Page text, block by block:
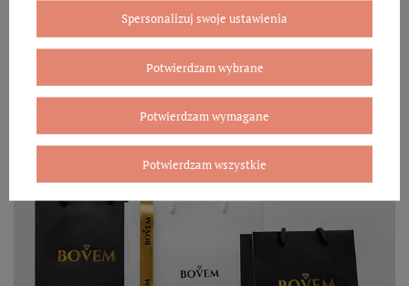
WYBIERZ PREZENT
Spersonalizuj swoje ustawienia
Potwierdzam wybrane
Potwierdzam wymagane
Potwierdzam wszystkie